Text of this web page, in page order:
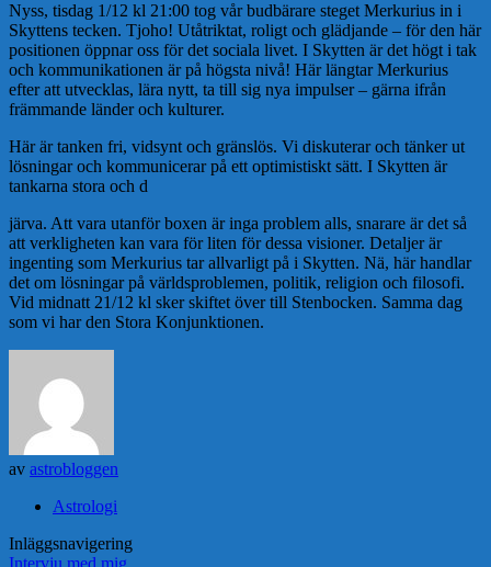
Nyss, tisdag 1/12 kl 21:00 tog vår budbärare steget Merkurius in i
Skyttens tecken. Tjoho! Utåtriktat, roligt och glädjande – för den här
positionen öppnar oss för det sociala livet. I Skytten är det högt i tak
och kommunikationen är på högsta nivå! Här längtar Merkurius
efter att utvecklas, lära nytt, ta till sig nya impulser – gärna ifrån
främmande länder och kulturer.
Här är tanken fri, vidsynt och gränslös. Vi diskuterar och tänker ut
lösningar och kommunicerar på ett optimistiskt sätt. I Skytten är
tankarna stora och d
järva. Att vara utanför boxen är inga problem alls, snarare är det så
att verkligheten kan vara för liten för dessa visioner. Detaljer är
ingenting som Merkurius tar allvarligt på i Skytten. Nä, här handlar
det om lösningar på världsproblemen, politik, religion och filosofi.
Vid midnatt 21/12 kl sker skiftet över till Stenbocken. Samma dag
som vi har den Stora Konjunktionen.
av astrobloggen
Astrologi
Inläggsnavigering